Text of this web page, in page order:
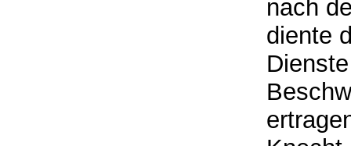
nach
diente